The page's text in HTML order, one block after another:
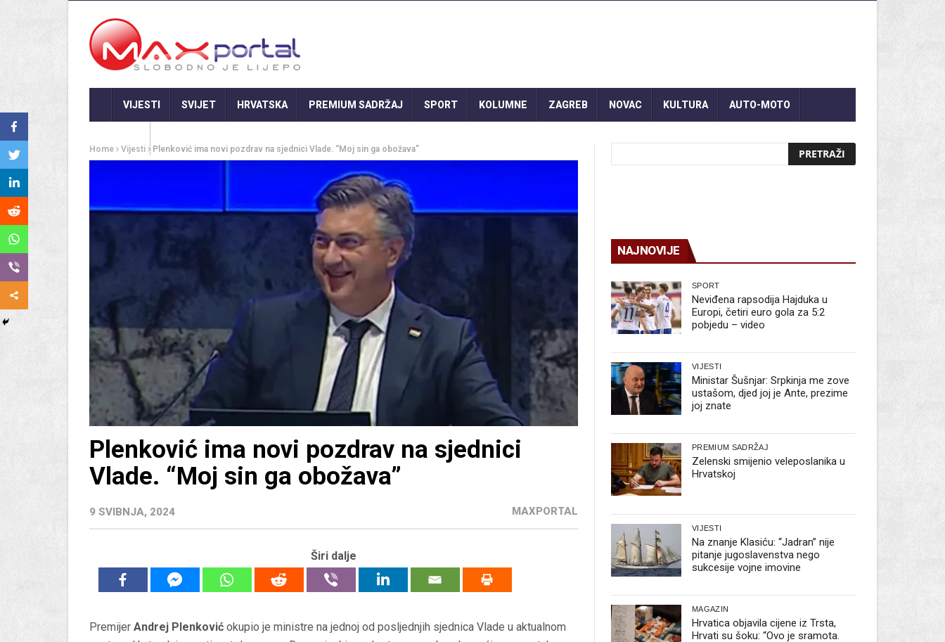
VIJESTI SVIJET HRVATSKA PREMIUM SADRŽAJ SPORT KOLUMNE ZAGREB NOVAC KULTURA AUTO-MOTO
Home Vijesti Plenković ima novi pozdrav na sjednici Vlade. “Moj sin ga obožava”
Plenković ima novi pozdrav na sjednici
Vlade. “Moj sin ga obožava”
9 SVIBNJA, 2024 MAXPORTAL
Širi dalje
Premijer Andrej Plenković okupio je ministre na jednoj od posljednjih sjednica Vlade u aktualnom
NAJNOVIJE
SPORT
Neviđena rapsodija Hajduka u
Europi, četiri euro gola za 5:2
pobjedu – video
VIJESTI
Ministar Šušnjar: Srpkinja me zove
ustašom, djed joj je Ante, prezime
joj znate
PREMIUM SADRŽAJ
Zelenski smijenio veleposlanika u
Hrvatskoj
VIJESTI
Na znanje Klasiću: “Jadran” nije
pitanje jugoslavenstva nego
sukcesije vojne imovine
MAGAZIN
Hrvatica objavila cijene iz Trsta,
Hrvati su šoku: “Ovo je sramota.